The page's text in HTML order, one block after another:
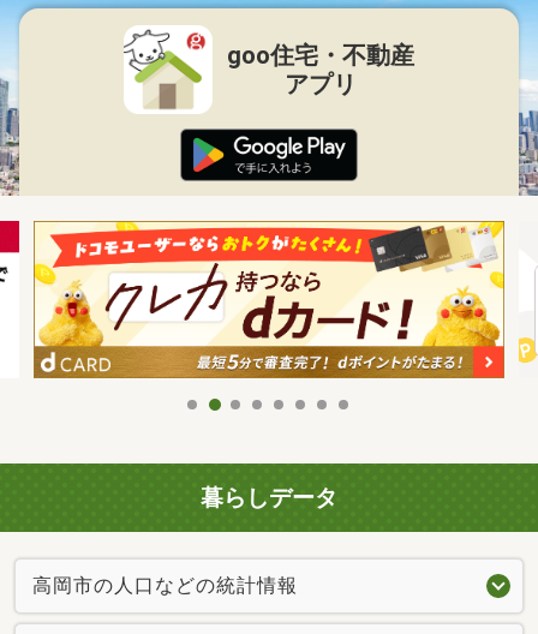
goo住宅・不動産
アプリ
暮らしデータ
高岡市の人口などの統計情報